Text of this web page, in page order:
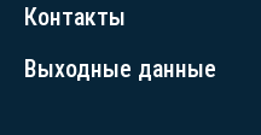
Контакты
Выходные данные